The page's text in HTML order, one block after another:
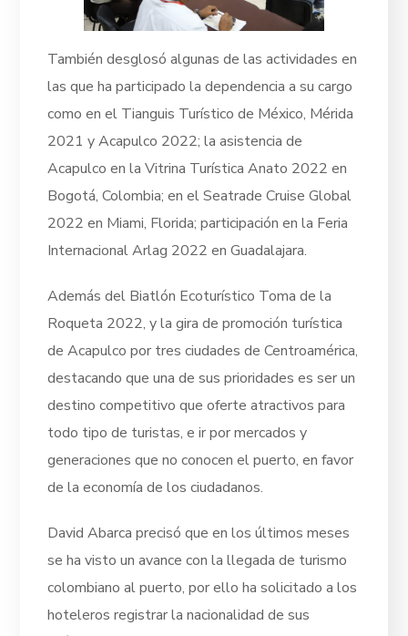
También desglosó algunas de las actividades en
las que ha participado la dependencia a su cargo
como en el Tianguis Turístico de México, Mérida
2021 y Acapulco 2022; la asistencia de
Acapulco en la Vitrina Turística Anato 2022 en
Bogotá, Colombia; en el Seatrade Cruise Global
2022 en Miami, Florida; participación en la Feria
Internacional Arlag 2022 en Guadalajara.
Además del Biatlón Ecoturístico Toma de la
Roqueta 2022, y la gira de promoción turística
de Acapulco por tres ciudades de Centroamérica,
destacando que una de sus prioridades es ser un
destino competitivo que oferte atractivos para
todo tipo de turistas, e ir por mercados y
generaciones que no conocen el puerto, en favor
de la economía de los ciudadanos.
David Abarca precisó que en los últimos meses
se ha visto un avance con la llegada de turismo
colombiano al puerto, por ello ha solicitado a los
hoteleros registrar la nacionalidad de sus